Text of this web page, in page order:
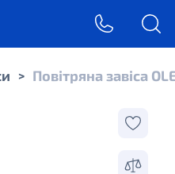
> Повітряна завіса